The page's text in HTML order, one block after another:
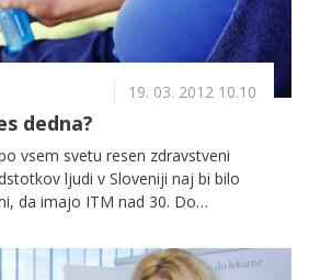
19. 03. 2012 10.10
dedna?
vsem svetu resen zdravstveni
ljudi v Sloveniji naj bi bilo
da imajo ITM nad 30. Do
in stres, za hujšanje, ki bi
pa je potrebno veliko volje in